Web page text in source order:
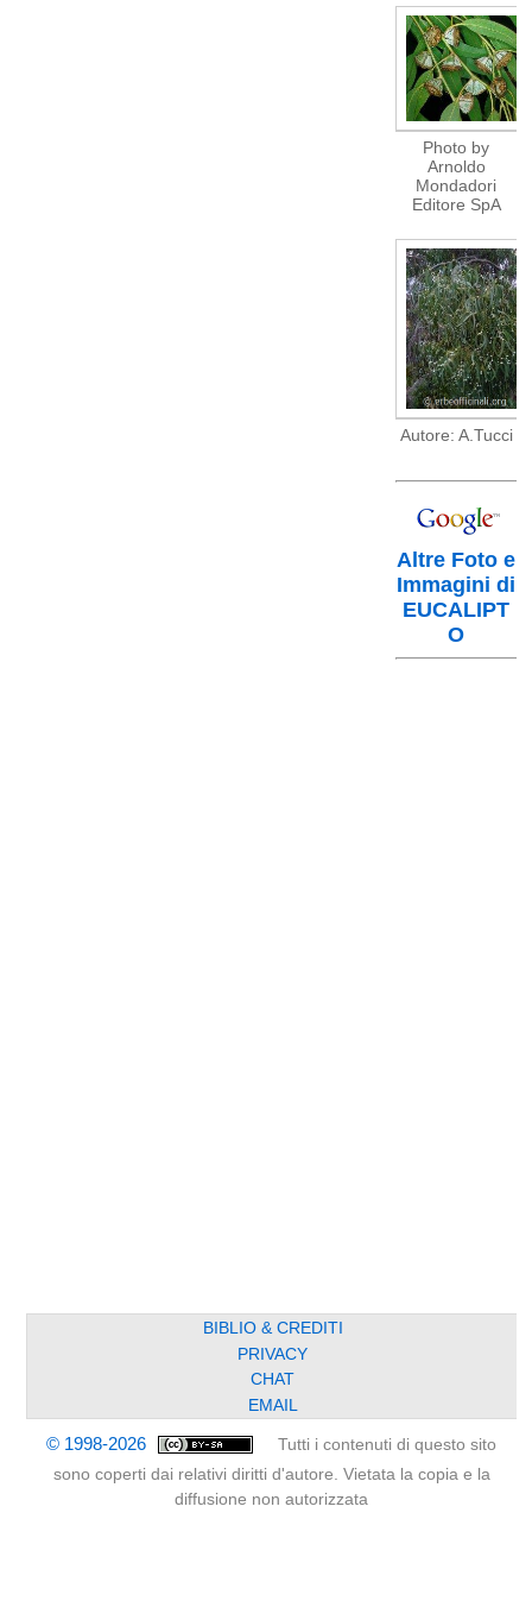
Photo by
Arnoldo
Mondadori
Editore SpA
Autore: A.Tucci
Altre Foto e
Immagini di
EUCALIPT
O
BIBLIO & CREDITI
PRIVACY
CHAT
EMAIL
© 1998-2026
Tutti i contenuti di questo sito
sono coperti dai relativi diritti d'autore. Vietata la copia e la
diffusione non autorizzata